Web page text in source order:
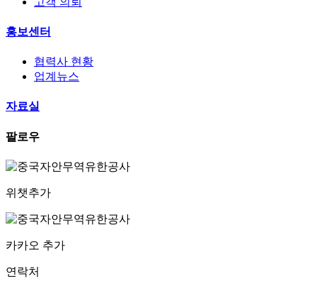
홍보센터
협력사 현황
업계뉴스
자료실
팔로우
위챗추가
카카오 추가
연락처